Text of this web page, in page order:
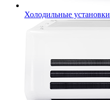
Холодильные установки